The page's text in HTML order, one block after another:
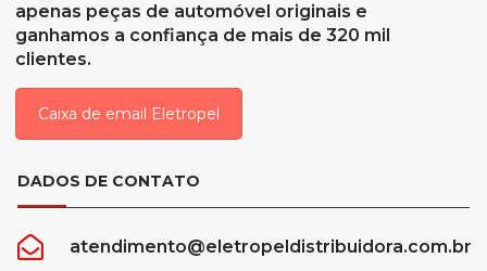
apenas peças de automóvel originais e
ganhamos a confiança de mais de 320 mil
clientes.
Caixa de email Eletropel
DADOS DE CONTATO
atendimento@eletropeldistribuidora.com.br